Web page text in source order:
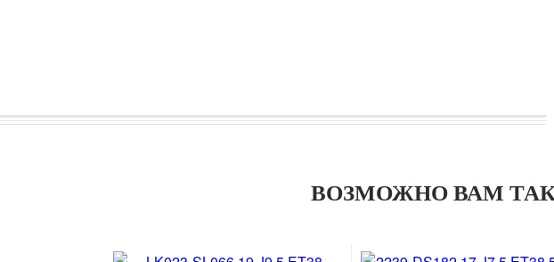
ВОЗМОЖНО ВАМ